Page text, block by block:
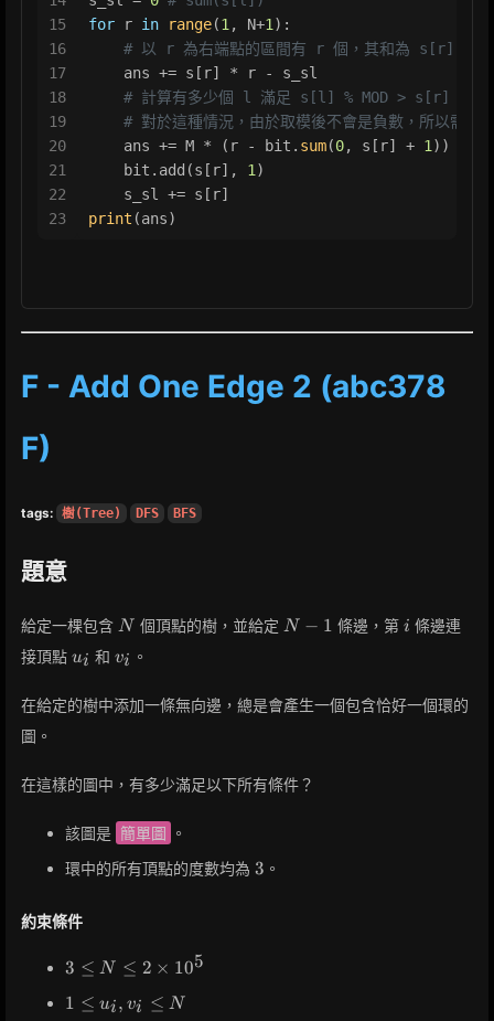
15
16
17
18
19
20
21
22
23
for r in range(1, N+1):
# 以 r 為右端點的區間有 r 個，其和為 s[r]
    ans += s[r] * r - s_sl
# 計算有多少個 l 滿足 s[l] % MOD > s[r] %
# 對於這種情況，由於取模後不會是負數，所以需要
    ans += M * (r - bit.
sum(0, s[r] + 1))
    bit.add(s[r],
1)
    s_sl += s[r]
print (ans)
F - Add One Edge 2 (abc378
F)
tags: 樹(Tree) DFS BFS
題意
給定一棵包含 N
N 個頂點的樹，並給定 N-
N − 1 條邊，第i
i 條邊連
接頂點 u_i
ui 和 v_i
vi 。
在給定的樹中添加一條無向邊，總是會產生一個包含恰好一個環的
圖。
在這樣的圖中，有多少滿足以下所有條件？
該圖是 簡單圖 。
環中的所有頂點的度數均為 3
3 。
約束條件
3 \leq
2
3 ≤ N ≤ 2 × 105
1
1 ≤ ui, vi ≤ N